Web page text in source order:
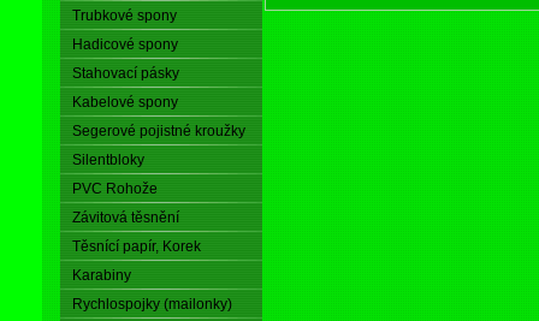
Trubkové spony
Hadicové spony
Stahovací pásky
Kabelové spony
Segerové pojistné kroužky
Silentbloky
PVC Rohože
Závitová těsnění
Těsnící papír, Korek
Karabiny
Rychlospojky (mailonky)